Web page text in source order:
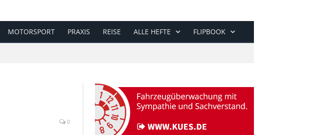
MOTORSPORT PRAXIS REISE ALLE HEFTE FLIPBOOK
0